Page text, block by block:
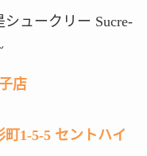
ュークリー Sucre-
店
1-5-5 セントハイ